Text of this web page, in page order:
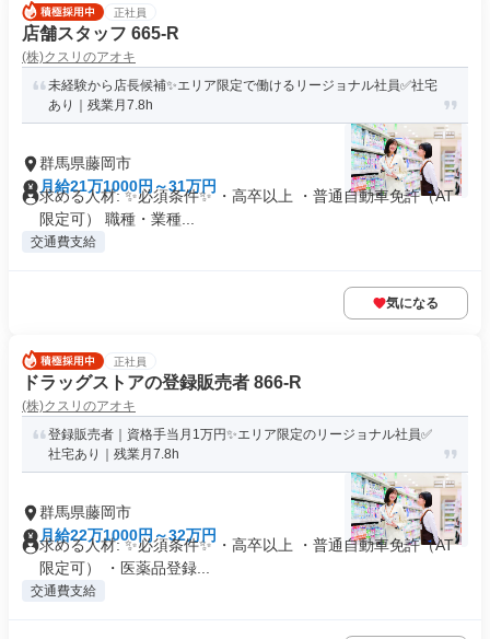
正社員
店舗スタッフ 665-R
(株)クスリのアオキ
未経験から店長候補✨エリア限定で働けるリージョナル社員✅社宅
あり｜残業月7.8h
群馬県藤岡市
月給21万1000円～31万円
求める人材: ✨必須条件✨ ・高卒以上 ・普通自動車免許（AT
限定可） 職種・業種...
交通費支給
気になる
正社員
ドラッグストアの登録販売者 866-R
(株)クスリのアオキ
登録販売者｜資格手当月1万円✨エリア限定のリージョナル社員✅
社宅あり｜残業月7.8h
群馬県藤岡市
月給22万1000円～32万円
求める人材: ✨必須条件✨ ・高卒以上 ・普通自動車免許（AT
限定可） ・医薬品登録...
交通費支給